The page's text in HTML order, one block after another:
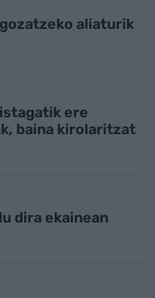
aliaturik
ere
baina kirolaritzat
dira ekainean